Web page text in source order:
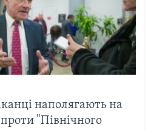
наполягають на
"Північного